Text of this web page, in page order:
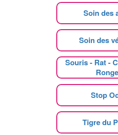
Soin des
Soin des
Souris - Rat -
Stop
Tigre du